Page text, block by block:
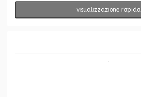
visualizzazione rapida